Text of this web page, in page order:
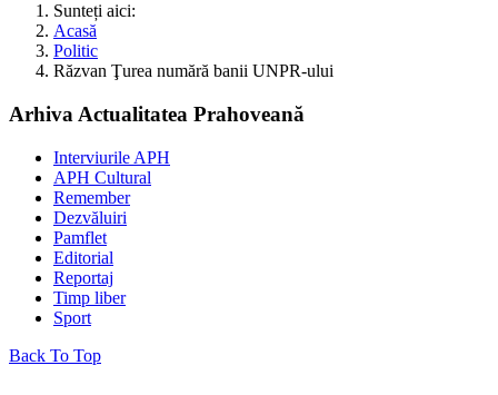
Sunteți aici:
Acasă
Politic
Răzvan Ţurea numără banii UNPR-ului
Arhiva Actualitatea Prahoveană
Interviurile APH
APH Cultural
Remember
Dezvăluiri
Pamflet
Editorial
Reportaj
Timp liber
Sport
Back To Top